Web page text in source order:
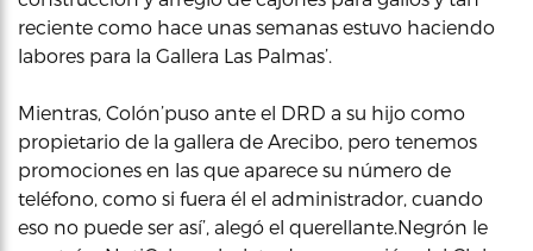
reciente como hace unas semanas estuvo haciendo
labores para la Gallera Las Palmas’.
Mientras, Colón’puso ante el DRD a su hijo como
propietario de la gallera de Arecibo, pero tenemos
promociones en las que aparece su número de
teléfono, como si fuera él el administrador, cuando
eso no puede ser así’, alegó el querellante.Negrón le